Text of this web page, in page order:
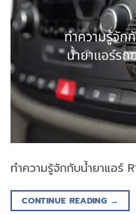
ทำความรู้จักกับน้ำยาแอร์
CONTINUE READING →